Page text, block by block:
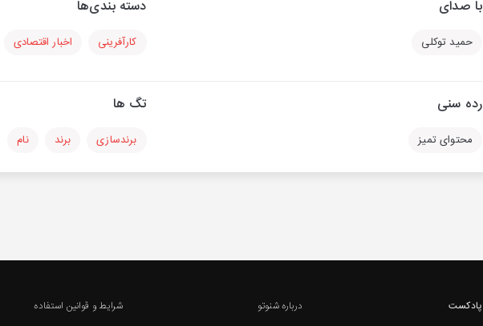
با صدای
حمید توکلی
دسته بندی‌ها
کارآفرینی اخبار اقتصادی
رده سنی
محتوای تمیز
تگ ها
برندسازی برند نام
پادکست
درباره شنوتو
شرایط و قوانین استفاده